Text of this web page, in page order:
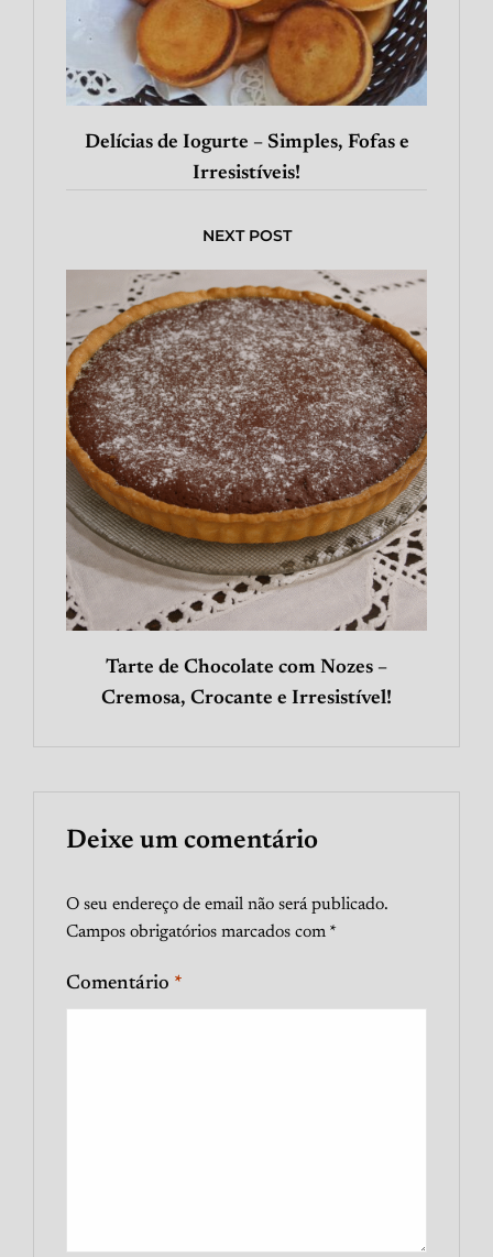
Delícias de Iogurte – Simples, Fofas e
Irresistíveis!
NEXT POST
Tarte de Chocolate com Nozes –
Cremosa, Crocante e Irresistível!
Deixe um comentário
O seu endereço de email não será publicado.
Campos obrigatórios marcados com *
Comentário *